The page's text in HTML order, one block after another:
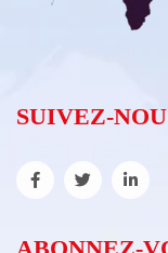
SUIVEZ-